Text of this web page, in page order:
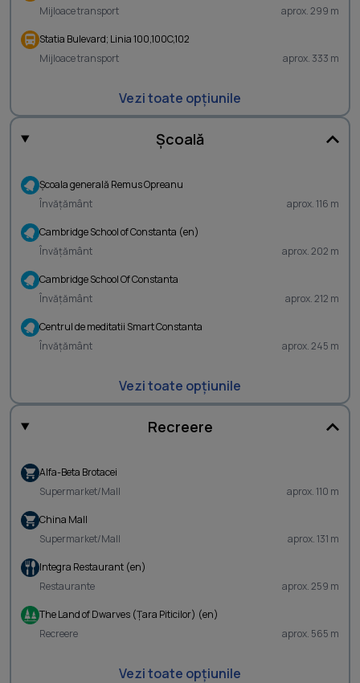
Mijloace transport aprox. 299 m
Statia Bulevard; Linia 100,100C,102
Mijloace transport
aprox. 333 m
Vezi toate opțiunile
Școală
Şcoala generală Remus Opreanu
Învățământ
aprox. 116 m
Cambridge School of Constanta (en)
Învățământ
aprox. 202 m
Cambridge School Of Constanta
Învățământ
aprox. 212 m
Centrul de meditatii Smart Constanta
Învățământ
aprox. 245 m
Vezi toate opțiunile
Recreere
Alfa-Beta Brotacei
Supermarket/Mall
aprox. 110 m
China Mall
Supermarket/Mall
aprox. 131 m
Integra Restaurant (en)
Restaurante
aprox. 259 m
The Land of Dwarves (Ţara Piticilor) (en)
Recreere
aprox. 565 m
Vezi toate opțiunile